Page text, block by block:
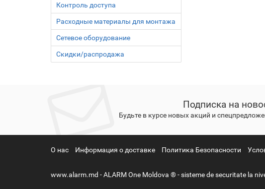
Контроль доступа
Расходные материалы для монтажа
Сетевое оборудование
Скидки/распродажа
Подписка на
Будьте в курсе новых акций и
О нас Информация о доставке Политика Безопасности
www.alarm.md - ALARM One Moldova ® - sisteme de securitate la